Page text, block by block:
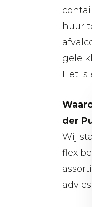
huur
gele
Het is
der
Wij
advies.